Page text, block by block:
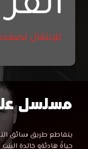
مسلسل
علي
مسلسل
مشاهدة
مسلسل
يتقاطع طريق سائق
حياةً هادئةو خالدة البنت